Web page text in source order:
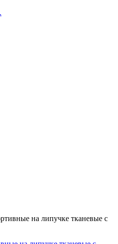
на липучке тканевые с